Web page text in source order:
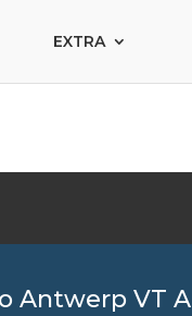
EXTRA
Antwerp VT A